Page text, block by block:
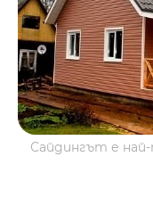
Сайдингът е